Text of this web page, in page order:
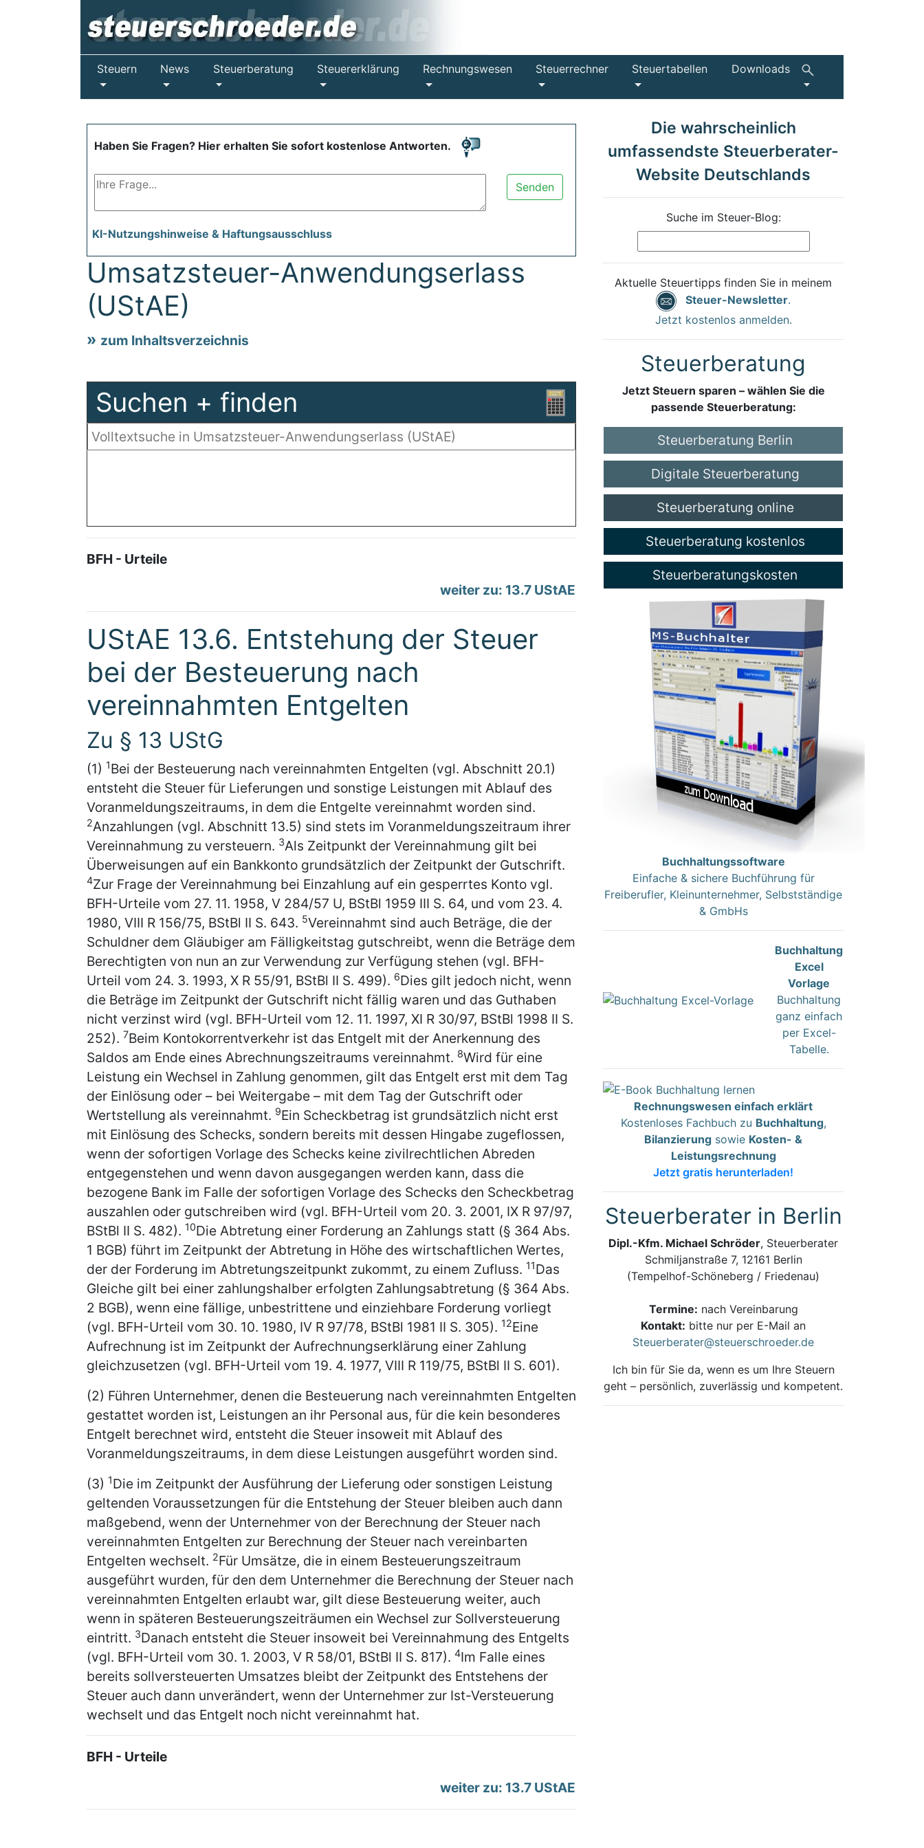
Steuern News Steuerberatung Steuererklärung Rechnungswesen Steuerrechner Steuertabellen Downloads
Haben Sie Fragen? Hier erhalten Sie sofort kostenlose Antworten.
Senden
KI-Nutzungshinweise & Haftungsausschluss
Umsatzsteuer-Anwendungserlass
(UStAE)
zum Inhaltsverzeichnis
Suchen + finden
BFH - Urteile
weiter zu: 13.7 UStAE
UStAE 13.6. Entstehung der Steuer
bei der Besteuerung nach
vereinnahmten Entgelten
Zu § 13 UStG
(1) 1Bei der Besteuerung nach vereinnahmten Entgelten (vgl. Abschnitt 20.1)
entsteht die Steuer für Lieferungen und sonstige Leistungen mit Ablauf des
Voranmeldungszeitraums, in dem die Entgelte vereinnahmt worden sind.
2Anzahlungen (vgl. Abschnitt 13.5) sind stets im Voranmeldungszeitraum ihrer
Vereinnahmung zu versteuern. 3Als Zeitpunkt der Vereinnahmung gilt bei
Überweisungen auf ein Bankkonto grundsätzlich der Zeitpunkt der Gutschrift.
4Zur Frage der Vereinnahmung bei Einzahlung auf ein gesperrtes Konto vgl.
BFH-Urteile vom 27. 11. 1958, V 284/57 U, BStBl 1959 III S. 64, und vom 23. 4.
1980, VIII R 156/75, BStBl II S. 643. 5Vereinnahmt sind auch Beträge, die der
Schuldner dem Gläubiger am Fälligkeitstag gutschreibt, wenn die Beträge dem
Berechtigten von nun an zur Verwendung zur Verfügung stehen (vgl. BFH-
Urteil vom 24. 3. 1993, X R 55/91, BStBl II S. 499). 6Dies gilt jedoch nicht, wenn
die Beträge im Zeitpunkt der Gutschrift nicht fällig waren und das Guthaben
nicht verzinst wird (vgl. BFH-Urteil vom 12. 11. 1997, XI R 30/97, BStBl 1998 II S.
252). 7Beim Kontokorrentverkehr ist das Entgelt mit der Anerkennung des
Saldos am Ende eines Abrechnungszeitraums vereinnahmt. 8Wird für eine
Leistung ein Wechsel in Zahlung genommen, gilt das Entgelt erst mit dem Tag
der Einlösung oder – bei Weitergabe – mit dem Tag der Gutschrift oder
Wertstellung als vereinnahmt. 9Ein Scheckbetrag ist grundsätzlich nicht erst
mit Einlösung des Schecks, sondern bereits mit dessen Hingabe zugeflossen,
wenn der sofortigen Vorlage des Schecks keine zivilrechtlichen Abreden
entgegenstehen und wenn davon ausgegangen werden kann, dass die
bezogene Bank im Falle der sofortigen Vorlage des Schecks den Scheckbetrag
auszahlen oder gutschreiben wird (vgl. BFH-Urteil vom 20. 3. 2001, IX R 97/97,
BStBl II S. 482). 10Die Abtretung einer Forderung an Zahlungs statt (§ 364 Abs.
1 BGB) führt im Zeitpunkt der Abtretung in Höhe des wirtschaftlichen Wertes,
der der Forderung im Abtretungszeitpunkt zukommt, zu einem Zufluss. 11Das
Gleiche gilt bei einer zahlungshalber erfolgten Zahlungsabtretung (§ 364 Abs.
2 BGB), wenn eine fällige, unbestrittene und einziehbare Forderung vorliegt
(vgl. BFH-Urteil vom 30. 10. 1980, IV R 97/78, BStBl 1981 II S. 305). 12Eine
Aufrechnung ist im Zeitpunkt der Aufrechnungserklärung einer Zahlung
gleichzusetzen (vgl. BFH-Urteil vom 19. 4. 1977, VIII R 119/75, BStBl II S. 601).
(2) Führen Unternehmer, denen die Besteuerung nach vereinnahmten Entgelten
gestattet worden ist, Leistungen an ihr Personal aus, für die kein besonderes
Entgelt berechnet wird, entsteht die Steuer insoweit mit Ablauf des
Voranmeldungszeitraums, in dem diese Leistungen ausgeführt worden sind.
(3) 1Die im Zeitpunkt der Ausführung der Lieferung oder sonstigen Leistung
geltenden Voraussetzungen für die Entstehung der Steuer bleiben auch dann
maßgebend, wenn der Unternehmer von der Berechnung der Steuer nach
vereinnahmten Entgelten zur Berechnung der Steuer nach vereinbarten
Entgelten wechselt. 2Für Umsätze, die in einem Besteuerungszeitraum
ausgeführt wurden, für den dem Unternehmer die Berechnung der Steuer nach
vereinnahmten Entgelten erlaubt war, gilt diese Besteuerung weiter, auch
wenn in späteren Besteuerungszeiträumen ein Wechsel zur Sollversteuerung
eintritt. 3Danach entsteht die Steuer insoweit bei Vereinnahmung des Entgelts
(vgl. BFH-Urteil vom 30. 1. 2003, V R 58/01, BStBl II S. 817). 4Im Falle eines
bereits sollversteuerten Umsatzes bleibt der Zeitpunkt des Entstehens der
Steuer auch dann unverändert, wenn der Unternehmer zur Ist-Versteuerung
wechselt und das Entgelt noch nicht vereinnahmt hat.
BFH - Urteile
weiter zu: 13.7 UStAE
Die wahrscheinlich
umfassendste Steuerberater-
Website Deutschlands
Suche im Steuer-Blog:
Aktuelle Steuertipps finden Sie in meinem
Steuer-Newsletter.
Jetzt kostenlos anmelden.
Steuerberatung
Jetzt Steuern sparen – wählen Sie die
passende Steuerberatung:
Steuerberatung Berlin
Digitale Steuerberatung
Steuerberatung online
Steuerberatung kostenlos
Steuerberatungskosten
Buchhaltungssoftware
Einfache & sichere Buchführung für
Freiberufler, Kleinunternehmer, Selbstständige
& GmbHs
Buchhaltung
Excel
Vorlage
Buchhaltung
ganz einfach
per Excel-
Tabelle.
Rechnungswesen einfach erklärt
Kostenloses Fachbuch zu Buchhaltung,
Bilanzierung sowie Kosten- &
Leistungsrechnung
Jetzt gratis herunterladen!
Steuerberater in Berlin
Dipl.-Kfm. Michael Schröder, Steuerberater
Schmiljanstraße 7, 12161 Berlin
(Tempelhof-Schöneberg / Friedenau)
Termine: nach Vereinbarung
Kontakt: bitte nur per E-Mail an
Steuerberater@steuerschroeder.de
Ich bin für Sie da, wenn es um Ihre Steuern
geht – persönlich, zuverlässig und kompetent.